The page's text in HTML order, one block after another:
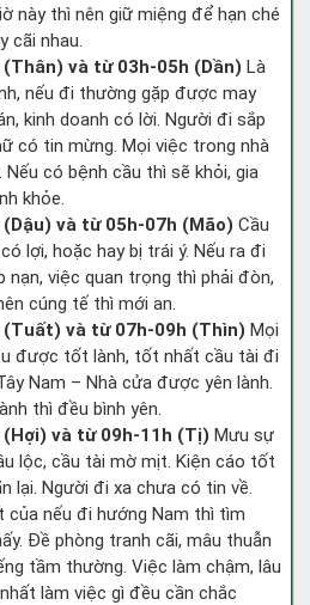
này thì nên giữ miệng để hạn ché
cãi nhau.
và từ 03h-05h (Dần) Là
nếu đi thường gặp được may
kinh doanh có lời. Người đi sắp
có tin mừng. Mọi việc trong nhà
Nếu có bệnh cầu thì sẽ khỏi, gia
khỏe.
và từ 05h-07h (Mão) Cầu
lợi, hoặc hay bị trái ý. Nếu ra đi
nạn, việc quan trọng thì phải đòn,
cúng tế thì mới an.
(Tuất) và từ 07h-09h (Thìn) Mọi
được tốt lành, tốt nhất cầu tài đi
Nam – Nhà cửa được yên lành.
thì đều bình yên.
và từ 09h-11h (Tị) Mưu sự
lộc, cầu tài mờ mịt. Kiện cáo tốt
lại. Người đi xa chưa có tin về.
của nếu đi hướng Nam thì tìm
Đề phòng tranh cãi, mâu thuẫn
tầm thường. Việc làm chậm, lâu
làm việc gì đều cần chắc